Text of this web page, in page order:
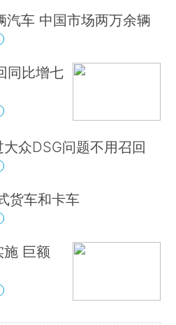
汽车 中国市场两万余辆
同比增七
众DSG问题不用召回
货车和卡车
施 巨额